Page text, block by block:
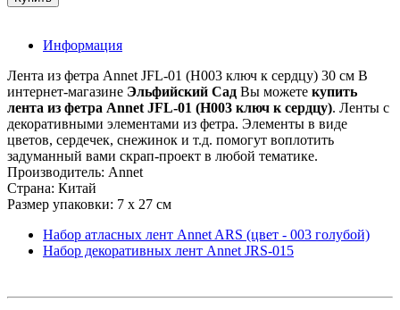
Информация
Лента из фетра Annet JFL-01 (H003 ключ к сердцу) 30 см В
интернет-магазине Эльфийский Сад Вы можете купить
лента из фетра Annet JFL-01 (H003 ключ к сердцу). Ленты с
декоративными элементами из фетра. Элементы в виде
цветов, сердечек, снежинок и т.д. помогут воплотить
задуманный вами скрап-проект в любой тематике.
Производитель: Annet
Страна: Китай
Размер упаковки: 7 х 27 см
Набор атласных лент Annet ARS (цвет - 003 голубой)
Набор декоративных лент Annet JRS-015